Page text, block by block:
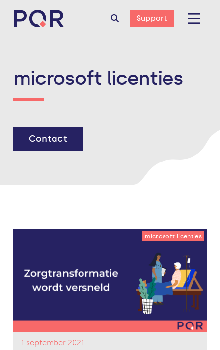
Support
microsoft licenties
Contact
microsoft licenties
1 september 2021